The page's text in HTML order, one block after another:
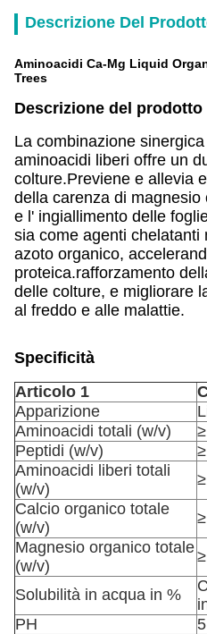
Descrizione Del
Aminoacidi Ca-Mg Liquid
Trees
Descrizione del prodotto
La combinazione
aminoacidi liberi offre un
colture.Previene e allevia
della carenza di
e l' ingiallimento delle
sia come agenti chelatanti
azoto organico,
proteica.rafforzamento
delle colture, e migliorare
al freddo e alle malattie.
Specificità
Articolo 1
Apparizione
Aminoacidi totali (w/v)
Peptidi (w/v)
Aminoacidi liberi totali
(w/v)
Calcio organico totale
(w/v)
Magnesio organico totale
(w/v)
Solubilità in acqua in %
PH